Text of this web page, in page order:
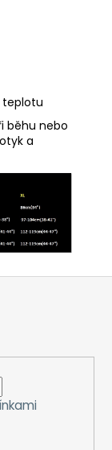
teplotu
běhu nebo
a